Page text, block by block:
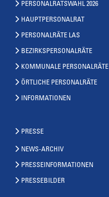
PERSONALRATSWAHL 2026
HAUPTPERSONALRAT
PERSONALRÄTE LAS
BEZIRKSPERSONALRÄTE
KOMMUNALE PERSONALRÄTE
ÖRTLICHE PERSONALRÄTE
INFORMATIONEN
PRESSE
NEWS-ARCHIV
PRESSEINFORMATIONEN
PRESSEBILDER